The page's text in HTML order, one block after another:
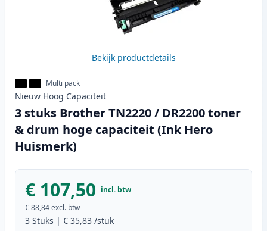
Bekijk productdetails
Multi pack
Nieuw Hoog Capaciteit
3 stuks Brother TN2220 / DR2200 toner
& drum hoge capaciteit (Ink Hero
Huismerk)
€ 107,50 incl. btw
€ 88,84excl. btw
3 Stuks | € 35,83 /stuk